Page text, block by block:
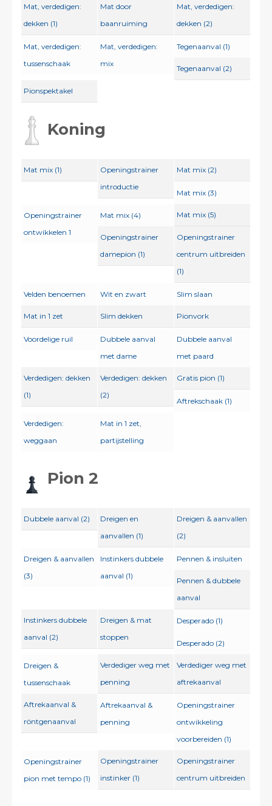
Mat, verdedigen:
dekken (1)
Mat door
baanruiming
Mat, verdedigen:
dekken (2)
Mat, verdedigen:
tussenschaak
Mat, verdedigen:
mix
Tegenaanval (1)
Tegenaanval (2)
Pionspektakel
Koning
Mat mix (1)
Openingstrainer
introductie
Mat mix (2)
Mat mix (3)
Openingstrainer
ontwikkelen 1
Mat mix (4) Mat mix (5)
Openingstrainer
damepion (1)
Openingstrainer
centrum uitbreiden
(1)
Velden benoemen Wit en zwart Slim slaan
Mat in 1 zet Slim dekken Pionvork
Voordelige ruil
Dubbele aanval
met dame
Dubbele aanval
met paard
Verdedigen: dekken
(1)
Verdedigen: dekken
(2)
Gratis pion (1)
Aftrekschaak (1)
Verdedigen:
weggaan
Mat in 1 zet,
partijstelling
Pion 2
Dubbele aanval (2)
Dreigen en
aanvallen (1)
Dreigen & aanvallen
(2)
Dreigen & aanvallen
(3)
Instinkers dubbele
aanval (1)
Pennen & insluiten
Pennen & dubbele
aanval
Instinkers dubbele
aanval (2)
Dreigen & mat
stoppen
Desperado (1)
Desperado (2)
Dreigen &
tussenschaak
Verdediger weg met
penning
Verdediger weg met
aftrekaanval
Aftrekaanval &
röntgenaanval
Aftrekaanval &
penning
Openingstrainer
ontwikkeling
voorbereiden (1)
Openingstrainer
pion met tempo (1)
Openingstrainer
instinker (1)
Openingstrainer
centrum uitbreiden